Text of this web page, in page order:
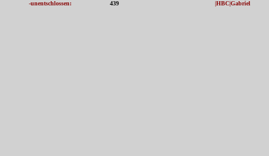
-unentschlossen:
439
|HBC|Gabriel